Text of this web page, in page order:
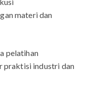
materi dan
pelatihan
praktisi industri dan